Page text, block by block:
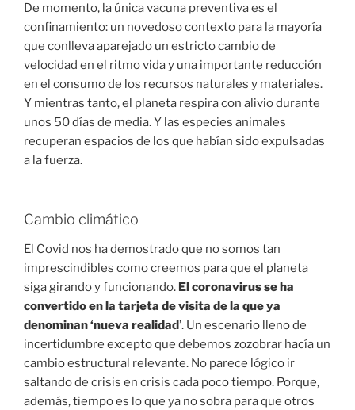
De momento, la única vacuna preventiva es el
confinamiento: un novedoso contexto para la mayoría
que conlleva aparejado un estricto cambio de
velocidad en el ritmo vida y una importante reducción
en el consumo de los recursos naturales y materiales.
Y mientras tanto, el planeta respira con alivio durante
unos 50 días de media. Y las especies animales
recuperan espacios de los que habían sido expulsadas
a la fuerza.
Cambio climático
El Covid nos ha demostrado que no somos tan
imprescindibles como creemos para que el planeta
siga girando y funcionando. El coronavirus se ha
convertido en la tarjeta de visita de la que ya
denominan ‘nueva realidad’. Un escenario lleno de
incertidumbre excepto que debemos zozobrar hacía un
cambio estructural relevante. No parece lógico ir
saltando de crisis en crisis cada poco tiempo. Porque,
además, tiempo es lo que ya no sobra para que otros